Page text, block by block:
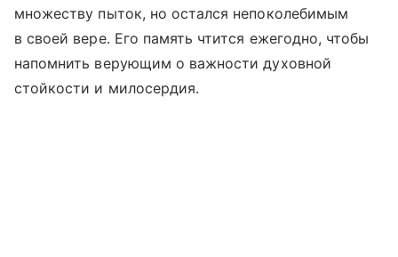
множеству пыток, но остался непоколебимым
в своей вере. Его память чтится ежегодно, чтобы
напомнить верующим о важности духовной
стойкости и милосердия.